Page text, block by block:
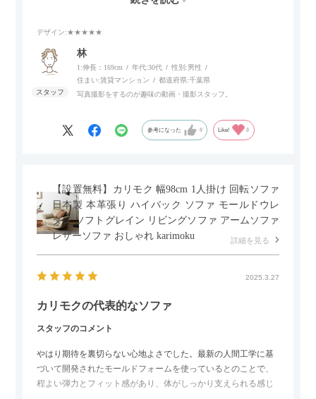
スマホやタブレットを充電しながらリラックスできるのが嬉し
個人的にはコードレス＆充電式なので、コンセントの場所を気
にせず、好きな場所に置けるのが画期的に感じました。
デザイン:★★★★★
林
1:伸長：169cm 年代:30代 性別:男性
住まい:賃貸マンション 都道府県:千葉県
写真撮影をするのが趣味の動画・撮影スタッフ。
参考になった 0 Like! 0
【設置無料】カリモク 幅98cm 1人掛け 回転ソファ
日本製 本革張り ハイバック ソファ モールドウレ
タン ソフトグレイン リビングソファ アームソファ
レザーソファ おしゃれ karimoku
詳細を見る
2025.3.27
カリモクの代表的なソファ
スタッフのコメント
やはり期待を裏切らない心地よさでした。最新の人間工学に基
づいて開発されたモールドフォームを使っているとのことで、
程よい弾力とフィット感があり、体がしっかり支えられる感じ